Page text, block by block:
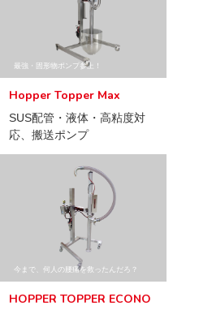
最強・固形物ポンプ参上！
Hopper Topper Max
SUS配管・液体・高粘度対
応、搬送ポンプ
今まで、何人の腰痛を救ったんだろ？
HOPPER TOPPER ECONO